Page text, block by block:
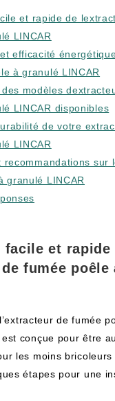
et rapide de
LINCAR
efficacité
à granulé LINCAR
modèles
LINCAR disponibles
de votre
LINCAR
recommandations sur
granulé LINCAR
et rapide
fumée poêle
de fumée
conçue pour être
les moins bricoleurs
étapes pour une